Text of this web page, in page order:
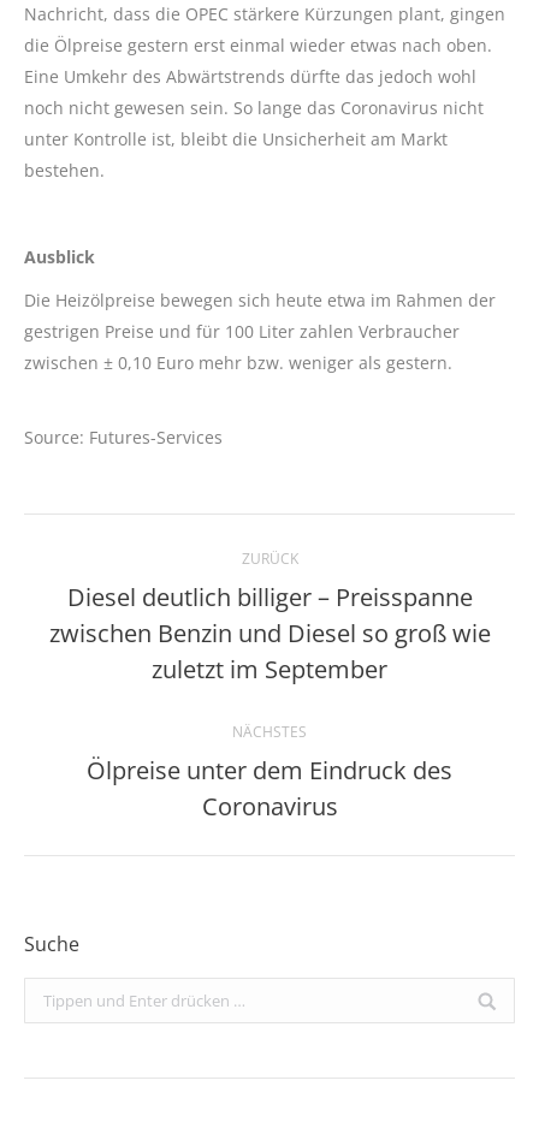
Nachricht, dass die OPEC stärkere Kürzungen plant, gingen
die Ölpreise gestern erst einmal wieder etwas nach oben.
Eine Umkehr des Abwärtstrends dürfte das jedoch wohl
noch nicht gewesen sein. So lange das Coronavirus nicht
unter Kontrolle ist, bleibt die Unsicherheit am Markt
bestehen.
Ausblick
Die Heizölpreise bewegen sich heute etwa im Rahmen der
gestrigen Preise und für 100 Liter zahlen Verbraucher
zwischen ± 0,10 Euro mehr bzw. weniger als gestern.
Source: Futures-Services
Kommentarnavigation
ZURÜCK
Vorheriger
Beitrag:
Diesel deutlich billiger – Preisspanne
zwischen Benzin und Diesel so groß wie
zuletzt im September
NÄCHSTES
Nächster
Beitrag:
Ölpreise unter dem Eindruck des
Coronavirus
Suche
Search: